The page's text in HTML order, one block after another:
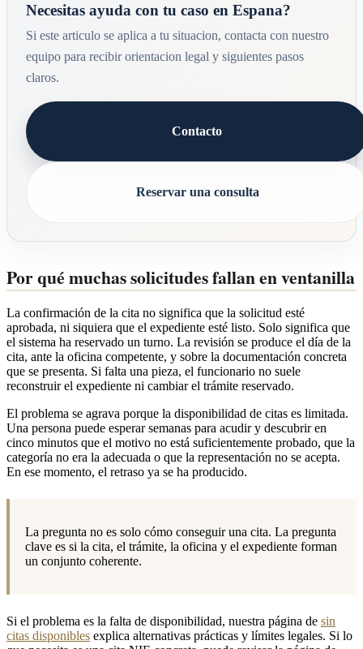
Necesitas ayuda con tu caso en Espana?
Si este articulo se aplica a tu situacion, contacta con nuestro
equipo para recibir orientacion legal y siguientes pasos
claros.
Contacto
Reservar una consulta
Por qué muchas solicitudes fallan en ventanilla
La confirmación de la cita no significa que la solicitud esté
aprobada, ni siquiera que el expediente esté listo. Solo significa que
el sistema ha reservado un turno. La revisión se produce el día de la
cita, ante la oficina competente, y sobre la documentación concreta
que se presenta. Si falta una pieza, el funcionario no suele
reconstruir el expediente ni cambiar el trámite reservado.
El problema se agrava porque la disponibilidad de citas es limitada.
Una persona puede esperar semanas para acudir y descubrir en
cinco minutos que el motivo no está suficientemente probado, que la
categoría no era la adecuada o que la representación no se acepta.
En ese momento, el retraso ya se ha producido.
La pregunta no es solo cómo conseguir una cita. La pregunta
clave es si la cita, el trámite, la oficina y el expediente forman
un conjunto coherente.
Si el problema es la falta de disponibilidad, nuestra página de sin
citas disponibles explica alternativas prácticas y límites legales. Si lo